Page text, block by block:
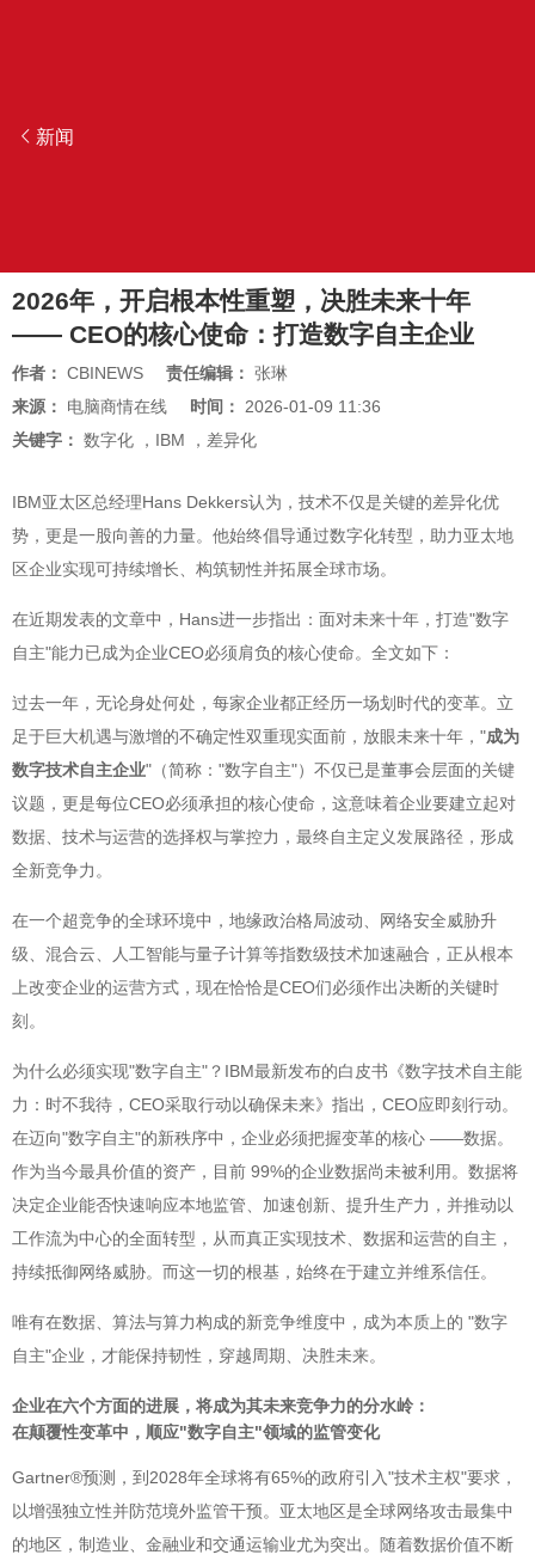
新闻
2026年，开启根本性重塑，决胜未来十年
—— CEO的核心使命：打造数字自主企业
作者： CBINEWS 责任编辑： 张琳
来源： 电脑商情在线 时间： 2026-01-09 11:36
关键字： 数字化 ， IBM ， 差异化
IBM亚太区总经理Hans Dekkers认为，技术不仅是关键的差异化优
势，更是一股向善的力量。他始终倡导通过数字化转型，助力亚太地
区企业实现可持续增长、构筑韧性并拓展全球市场。
在近期发表的文章中，Hans进一步指出：面对未来十年，打造"数字
自主"能力已成为企业CEO必须肩负的核心使命。全文如下：
过去一年，无论身处何处，每家企业都正经历一场划时代的变革。立
足于巨大机遇与激增的不确定性双重现实面前，放眼未来十年，"成为
数字技术自主企业"（简称："数字自主"）不仅已是董事会层面的关键
议题，更是每位CEO必须承担的核心使命，这意味着企业要建立起对
数据、技术与运营的选择权与掌控力，最终自主定义发展路径，形成
全新竞争力。
在一个超竞争的全球环境中，地缘政治格局波动、网络安全威胁升
级、混合云、人工智能与量子计算等指数级技术加速融合，正从根本
上改变企业的运营方式，现在恰恰是CEO们必须作出决断的关键时
刻。
为什么必须实现"数字自主"？IBM最新发布的白皮书《数字技术自主能
力：时不我待，CEO采取行动以确保未来》指出，CEO应即刻行动。
在迈向"数字自主"的新秩序中，企业必须把握变革的核心 ——数据。
作为当今最具价值的资产，目前 99%的企业数据尚未被利用。数据将
决定企业能否快速响应本地监管、加速创新、提升生产力，并推动以
工作流为中心的全面转型，从而真正实现技术、数据和运营的自主，
持续抵御网络威胁。而这一切的根基，始终在于建立并维系信任。
唯有在数据、算法与算力构成的新竞争维度中，成为本质上的 "数字
自主"企业，才能保持韧性，穿越周期、决胜未来。
企业在六个方面的进展，将成为其未来竞争力的分水岭：
在颠覆性变革中，顺应"数字自主"领域的监管变化
Gartner®预测，到2028年全球将有65%的政府引入"技术主权"要求，
以增强独立性并防范境外监管干预。亚太地区是全球网络攻击最集中
的地区，制造业、金融业和交通运输业尤为突出。随着数据价值不断